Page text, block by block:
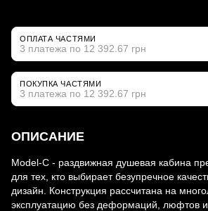
ОПЛАТА ЧАСТЯМИ
3 платежа по 12 392.67 грн
ПОКУПКА ЧАСТЯМИ
3 платежа по 12 392.67 грн
ОПИСАНИЕ
Model-C - раздвижная душевая кабина
для тех, кто выбирает безупречное
дизайн. Конструкция рассчитана на
эксплуатацию без деформаций, люфтов